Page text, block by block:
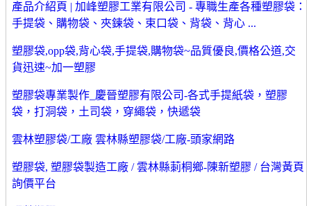
產品介紹頁 | 加峰塑膠工業有限公司 - 專職生產各種塑膠袋：
手提袋、購物袋、夾鍊袋、束口袋、背袋、背心 ...
塑膠袋,opp袋,背心袋,手提袋,購物袋~品質優良,價格公道,交
貨迅速~加一塑膠
塑膠袋專業製作_慶晉塑膠有限公司-各式手提紙袋，塑膠
袋，打洞袋，土司袋，穿繩袋，快遞袋
雲林塑膠袋/工廠 雲林縣塑膠袋/工廠-頭家網路
塑膠袋, 塑膠袋製造工廠 / 雲林縣莿桐鄉-陳新塑膠 / 台灣黃頁
詢價平台